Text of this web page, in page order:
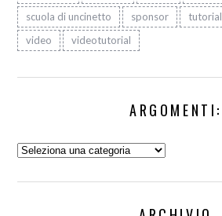
scuola di uncinetto
sponsor tutorial
video
videotutorial
ARGOMENTI:
Argomenti: